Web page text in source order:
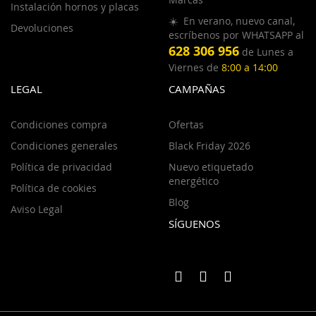
Instalación hornos y placas
Devoluciones
☀️ En verano, nuevo canal,
escríbenos por WHATSAPP al
628 306 956 de Lunes a
Viernes de 8:00 a 14:00
LEGAL
Condiciones compra
Condiciones generales
Política de privacidad
Política de cookies
Aviso Legal
CAMPAÑAS
Ofertas
Black Friday 2026
Nuevo etiquetado
energético
Blog
SÍGUENOS